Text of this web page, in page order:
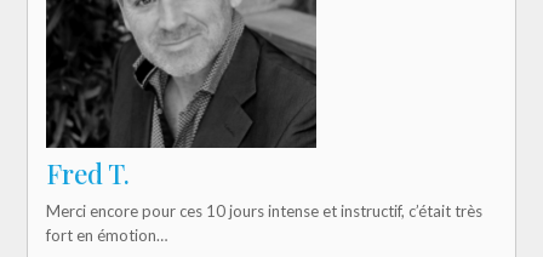
Fred T.
Merci encore pour ces 10 jours intense et instructif, c’était très
fort en émotion…